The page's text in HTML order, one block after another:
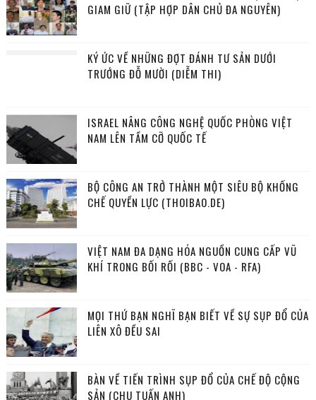
GIAM GIỮ (TẬP HỢP DÂN CHỦ ĐA NGUYÊN)
KÝ ỨC VỀ NHỮNG ĐỢT ĐÁNH TƯ SẢN DƯỚI
TRƯỚNG ĐỖ MƯỜI (DIỄM THI)
ISRAEL NÂNG CÔNG NGHỆ QUỐC PHÒNG VIỆT
NAM LÊN TẦM CỠ QUỐC TẾ
BỘ CÔNG AN TRỞ THÀNH MỘT SIÊU BỘ KHỐNG
CHẾ QUYỀN LỰC (THOIBAO.DE)
VIỆT NAM ĐA DẠNG HÓA NGUỒN CUNG CẤP VŨ
KHÍ TRONG BỐI RỐI (BBC - VOA - RFA)
MỌI THỨ BẠN NGHĨ BẠN BIẾT VỀ SỰ SỤP ĐỔ CỦA
LIÊN XÔ ĐỀU SAI
BÀN VỀ TIẾN TRÌNH SỤP ĐỔ CỦA CHẾ ĐỘ CỘNG
SẢN (CHU TUẤN ANH)